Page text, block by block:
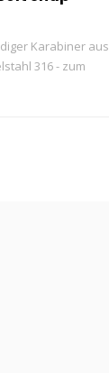
Karabiner aus
316 - zum
kleinerer